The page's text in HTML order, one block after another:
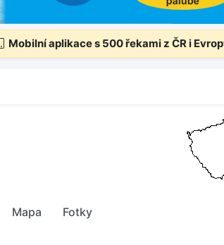
Mobilní aplikace s 500 řekami z ČR i
Mapa Fotky